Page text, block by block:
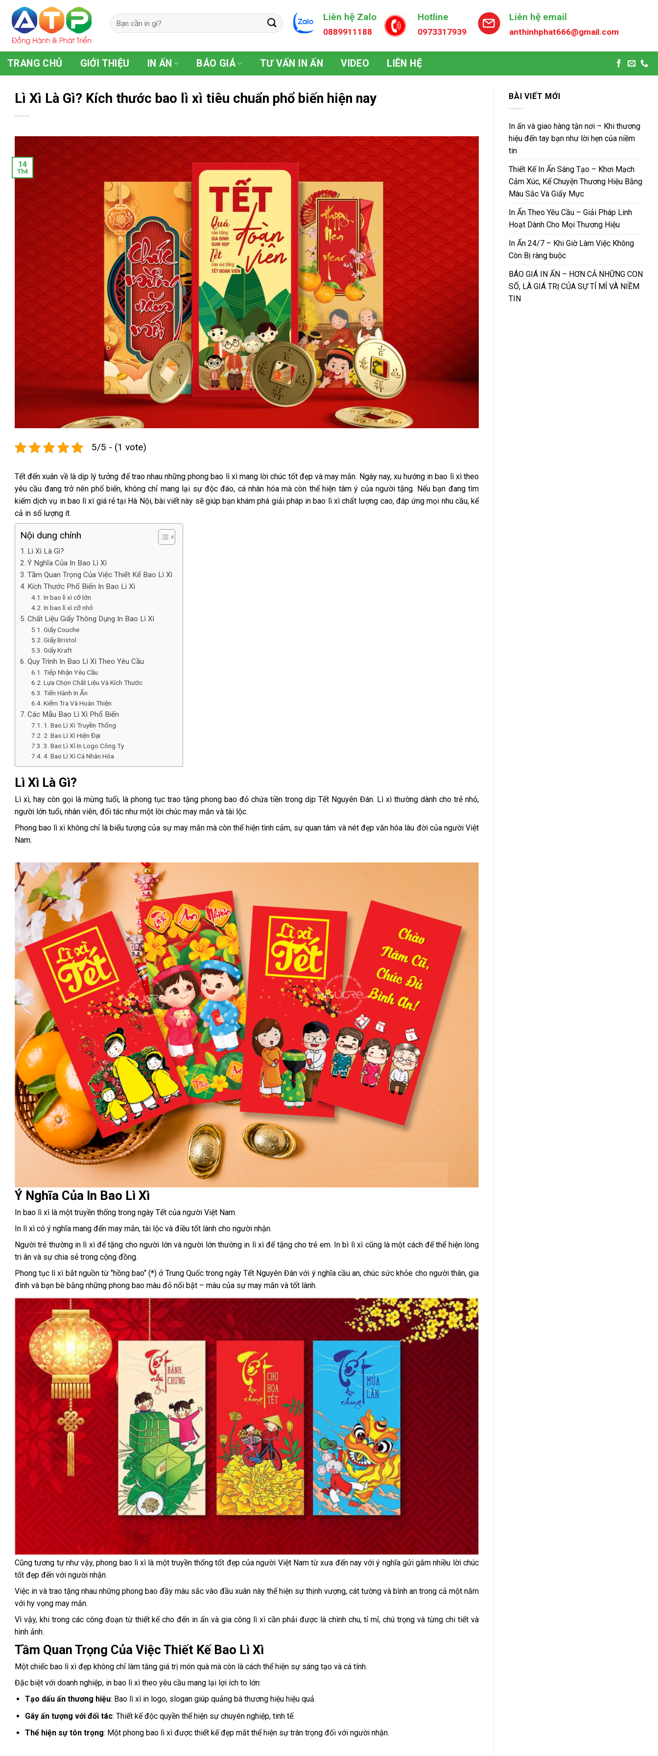
content
Liên hệ Zalo
0889911188
Hotline
0973317939
Liên hệ email
anthinhphat666@gmail.com
TRANG CHỦ GIỚI THIỆU IN ẤN BÁO GIÁ TƯ VẤN IN ẤN VIDEO LIÊN HỆ
Lì Xì Là Gì? Kích thước bao lì xì tiêu chuẩn phổ biến hiện nay
14
Th4
5/5 - (1 vote)
Tết đến xuân về là dịp lý tưởng để trao nhau những phong bao lì xì mang lời chúc tốt đẹp và may mắn. Ngày nay, xu hướng in bao lì xì theo
yêu cầu đang trở nên phổ biến, không chỉ mang lại sự độc đáo, cá nhân hóa mà còn thể hiện tâm ý của người tặng. Nếu bạn đang tìm
kiếm dịch vụ in bao lì xì giá rẻ tại Hà Nội, bài viết này sẽ giúp bạn khám phá giải pháp in bao lì xì chất lượng cao, đáp ứng mọi nhu cầu, kể
cả in số lượng ít.
Nội dung chính
Lì Xì Là Gì?
Ý Nghĩa Của In Bao Lì Xì
Tầm Quan Trọng Của Việc Thiết Kế Bao Lì Xì
Kích Thước Phổ Biến In Bao Lì Xì
In bao lì xì cỡ lớn
In bao lì xì cỡ nhỏ
Chất Liệu Giấy Thông Dụng In Bao Lì Xì
Giấy Couche
Giấy Bristol
Giấy Kraft
Quy Trình In Bao Lì Xì Theo Yêu Cầu
Tiếp Nhận Yêu Cầu
Lựa Chọn Chất Liệu Và Kích Thước
Tiến Hành In Ấn
Kiểm Tra Và Hoàn Thiện
Các Mẫu Bao Lì Xì Phổ Biến
1. Bao Lì Xì Truyền Thống
2. Bao Lì Xì Hiện Đại
3. Bao Lì Xì In Logo Công Ty
4. Bao Lì Xì Cá Nhân Hóa
Lì Xì Là Gì?
Lì xì, hay còn gọi là mừng tuổi, là phong tục trao tặng phong bao đỏ chứa tiền trong dịp Tết Nguyên Đán. Lì xì thường dành cho trẻ nhỏ,
người lớn tuổi, nhân viên, đối tác như một lời chúc may mắn và tài lộc.
Phong bao lì xì không chỉ là biểu tượng của sự may mắn mà còn thể hiện tình cảm, sự quan tâm và nét đẹp văn hóa lâu đời của người Việt
Nam.
Ý Nghĩa Của In Bao Lì Xì
In bao lì xì là một truyền thống trong ngày Tết của người Việt Nam.
In lì xì có ý nghĩa mang đến may mắn, tài lộc và điều tốt lành cho người nhận.
Người trẻ thường in lì xì để tặng cho người lớn và người lớn thường in lì xì để tặng cho trẻ em. In bì lì xì cũng là một cách để thể hiện lòng
tri ân và sự chia sẻ trong cộng đồng.
Phong tục lì xì bắt nguồn từ ‘’hồng bao‘’ (*) ở Trung Quốc trong ngày Tết Nguyên Đán với ý nghĩa cầu an, chúc sức khỏe cho người thân, gia
đình và bạn bè bằng những phong bao màu đỏ nổi bật – màu của sự may mắn và tốt lành.
Cũng tương tự như vậy, phong bao lì xì là một truyền thống tốt đẹp của người Việt Nam từ xưa đến nay với ý nghĩa gửi gắm nhiều lời chúc
tốt đẹp đến với người nhận.
Việc in và trao tặng nhau những phong bao đầy màu sắc vào đầu xuân này thể hiện sự thịnh vượng, cát tường và bình an trong cả một năm
với hy vọng may mắn.
Vì vậy, khi trong các công đoạn từ thiết kế cho đến in ấn và gia công lì xì cần phải được là chình chu, tỉ mỉ, chú trọng và từng chi tiết và
hình ảnh.
Tầm Quan Trọng Của Việc Thiết Kế Bao Lì Xì
Một chiếc bao lì xì đẹp không chỉ làm tăng giá trị món quà mà còn là cách thể hiện sự sáng tạo và cá tính.
Đặc biệt với doanh nghiệp, in bao lì xì theo yêu cầu mang lại lợi ích to lớn:
Tạo dấu ấn thương hiệu: Bao lì xì in logo, slogan giúp quảng bá thương hiệu hiệu quả.
Gây ấn tượng với đối tác: Thiết kế độc quyền thể hiện sự chuyên nghiệp, tinh tế.
Thể hiện sự tôn trọng: Một phong bao lì xì được thiết kế đẹp mắt thể hiện sự trân trọng đối với người nhận.
BÀI VIẾT MỚI
In ấn và giao hàng tận nơi – Khi thương
hiệu đến tay bạn như lời hẹn của niềm
tin
Thiết Kế In Ấn Sáng Tạo – Khơi Mạch
Cảm Xúc, Kể Chuyện Thương Hiệu Bằng
Màu Sắc Và Giấy Mực
In Ấn Theo Yêu Cầu – Giải Pháp Linh
Hoạt Dành Cho Mọi Thương Hiệu
In Ấn 24/7 – Khi Giờ Làm Việc Không
Còn Bị ràng buộc
BÁO GIÁ IN ẤN – HƠN CẢ NHỮNG CON
SỐ, LÀ GIÁ TRỊ CỦA SỰ TỈ MỈ VÀ NIỀM
TIN